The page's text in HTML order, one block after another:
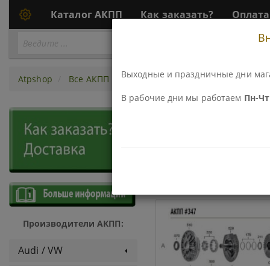
Каталог АКПП Как заказать?
Atpshop Все АКПП Mini Daihatsu
Производители АКПП:
Audi / VW
Выходные и праздничные дни
В рабочие дни мы работаем Пн-